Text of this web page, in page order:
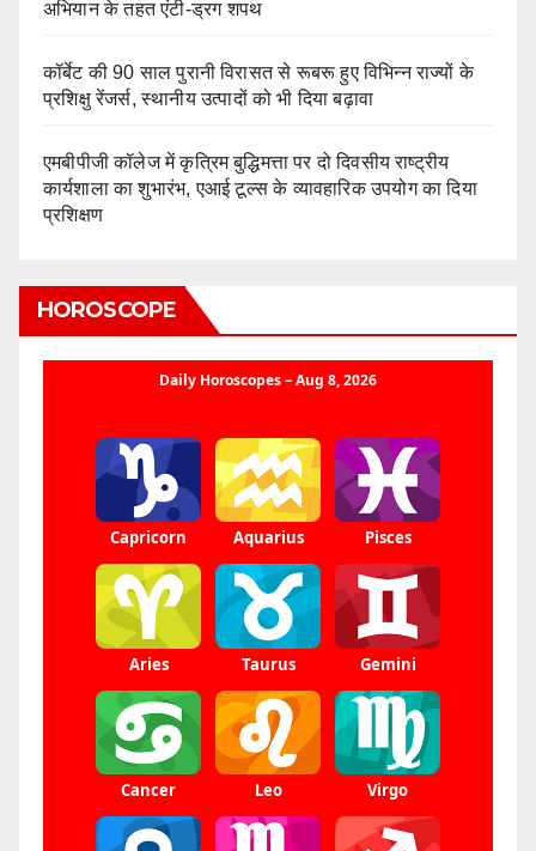
अभियान के तहत एंटी-ड्रग शपथ
कॉर्बेट की 90 साल पुरानी विरासत से रूबरू हुए विभिन्न राज्यों के
प्रशिक्षु रेंजर्स, स्थानीय उत्पादों को भी दिया बढ़ावा
एमबीपीजी कॉलेज में कृत्रिम बुद्धिमत्ता पर दो दिवसीय राष्ट्रीय
कार्यशाला का शुभारंभ, एआई टूल्स के व्यावहारिक उपयोग का दिया
प्रशिक्षण
HOROSCOPE